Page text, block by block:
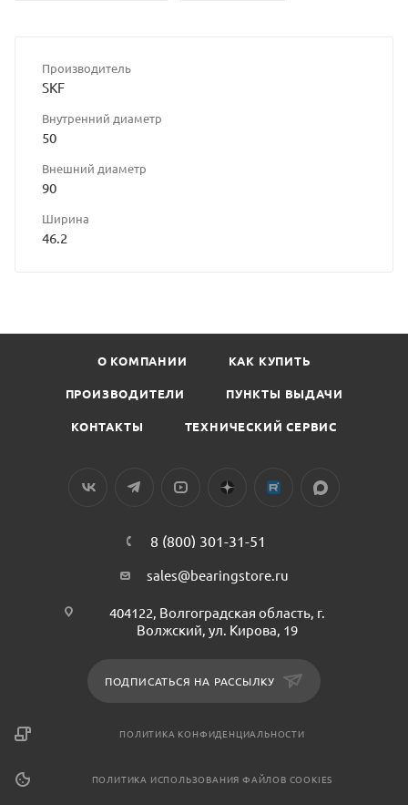
Производитель
SKF
Внутренний диаметр
50
Внешний диаметр
90
Ширина
46.2
О КОМПАНИИ КАК КУПИТЬ
ПРОИЗВОДИТЕЛИ ПУНКТЫ ВЫДАЧИ
КОНТАКТЫ ТЕХНИЧЕСКИЙ СЕРВИС
8 (800) 301-31-51
sales@bearingstore.ru
404122, Волгоградская область, г.
Волжский, ул. Кирова, 19
ПОДПИСАТЬСЯ НА РАССЫЛКУ
ПОЛИТИКА КОНФИДЕНЦИАЛЬНОСТИ
ПОЛИТИКА ИСПОЛЬЗОВАНИЯ ФАЙЛОВ COOKIES